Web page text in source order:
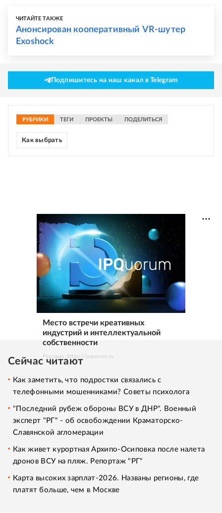
ЧИТАЙТЕ ТАКЖЕ
Анонсирован кооперативный VR-шутер
Exoshock
Подпишитесь на наш канал в Telegram
РУБРИКИ ТЕГИ ПРОЕКТЫ ПОДЕЛИТЬСЯ
Как выбрать
Место встречи креативных
индустрий и интеллектуальной
собственности
Реклама. https://ipquorum.ru
Сейчас читают
Как заметить, что подростки связались с
телефонными мошенниками? Советы психолога
"Последний рубеж обороны ВСУ в ДНР". Военный
эксперт "РГ" - об освобождении Краматорско-
Славянской агломерации
Как живет курортная Архипо-Осиповка после налета
дронов ВСУ на пляж. Репортаж "РГ"
Карта высоких зарплат-2026. Названы регионы, где
платят больше, чем в Москве